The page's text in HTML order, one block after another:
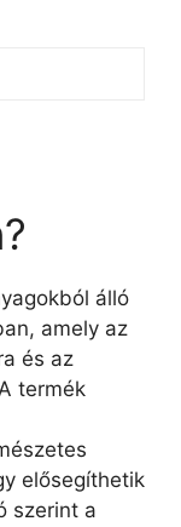
álló
amely az
és az
termék
elősegíthetik
szerint a